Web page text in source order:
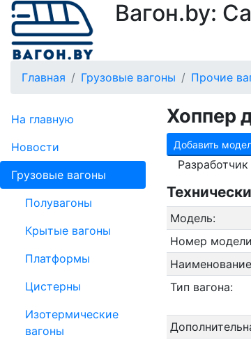
Вагон.by:
Главная Грузовые вагоны Прочие
На главную
Новости
Грузовые вагоны
Полувагоны
Крытые вагоны
Платформы
Цистерны
Изотермические
вагоны
Хоппер
Добавить
Модель:
Номер
Тип вагона: